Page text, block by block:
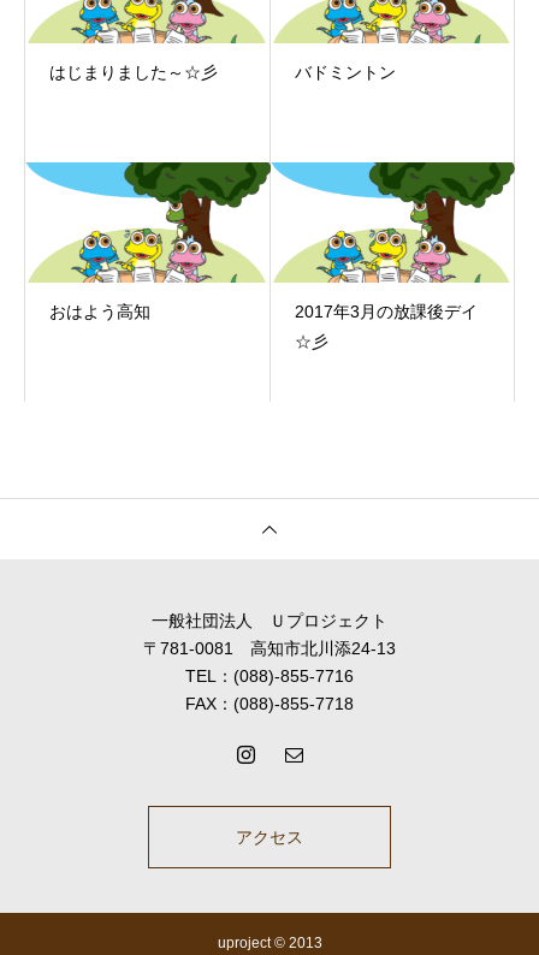
はじまりました～☆彡 バドミントン
おはよう高知
2017年3月の放課後デイ
☆彡
一般社団法人 Ｕプロジェクト
〒781-0081 高知市北川添24-13
TEL：(088)-855-7716
FAX：(088)-855-7718
アクセス
uproject © 2013